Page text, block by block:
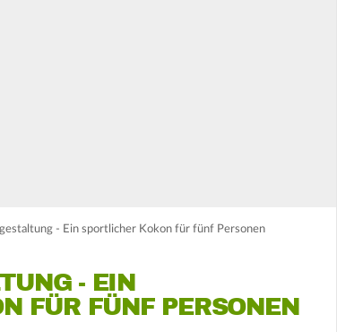
- Ein sportlicher Kokon für fünf Personen
- EIN
FÜR FÜNF PERSONEN